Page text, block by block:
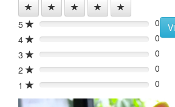
5 0%
0
4
0%
0
3
0%
0
2
0%
0
1
0% 0